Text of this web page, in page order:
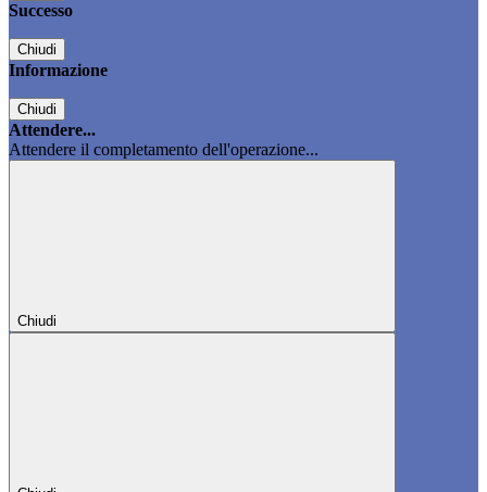
Successo
Chiudi
Informazione
Chiudi
Attendere...
Attendere il completamento dell'operazione...
Chiudi